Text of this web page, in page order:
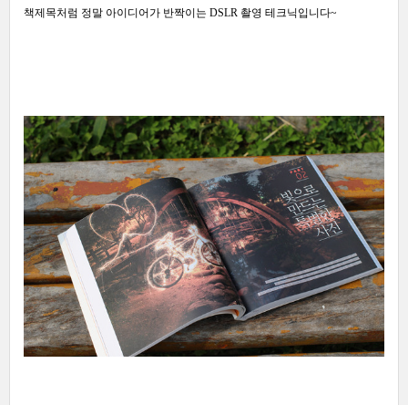
책제목처럼 정말 아이디어가 반짝이는 DSLR 촬영 테크닉입니다~